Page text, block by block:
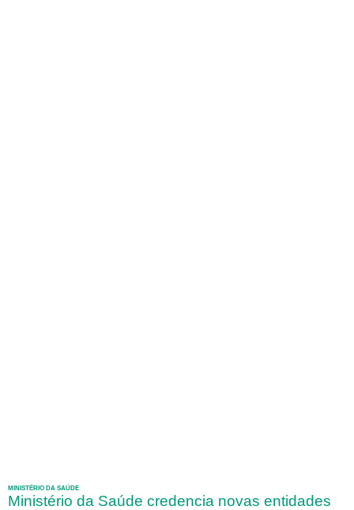
MINISTÉRIO DA SAÚDE
Ministério da Saúde credencia novas entidades